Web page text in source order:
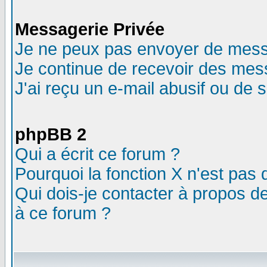
Messagerie Privée
Je ne peux pas envoyer de
Je continue de recevoir des
J'ai reçu un e-mail abusif ou de
phpBB 2
Qui a écrit ce forum ?
Pourquoi la fonction X n'est pas
Qui dois-je contacter à propos
à ce forum ?